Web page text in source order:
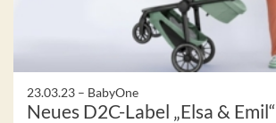
23.03.23 – BabyOne
Neues D2C-Label „Elsa & Emil“